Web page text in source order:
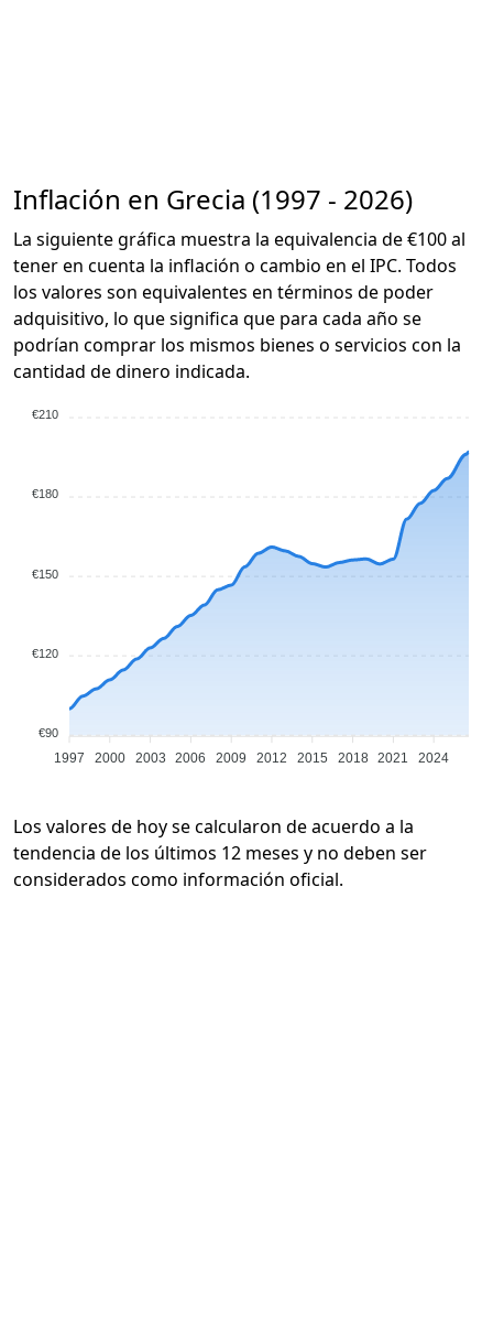
Inflación en Grecia (1997 - 2026)
La siguiente gráfica muestra la equivalencia de €100 al
tener en cuenta la inflación o cambio en el IPC. Todos
los valores son equivalentes en términos de poder
adquisitivo, lo que significa que para cada año se
podrían comprar los mismos bienes o servicios con la
cantidad de dinero indicada.
€210
€180
€150
€120
€90
1997 2000 2003 2006 2009 2012 2015 2018 2021 2024
Los valores de hoy se calcularon de acuerdo a la
tendencia de los últimos 12 meses y no deben ser
considerados como información oficial.